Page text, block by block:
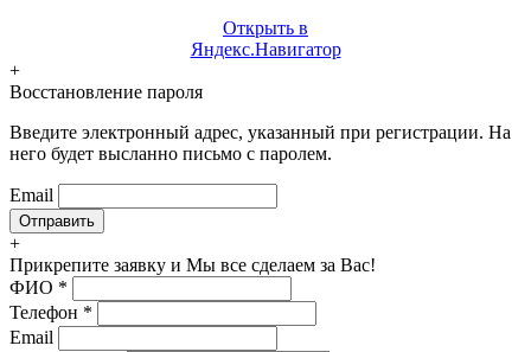
Открыть в
Яндекс.Навигатор
+
Восстановление пароля
Введите электронный адрес, указанный при регистрации. На
него будет высланно письмо с паролем.
Email
+
Прикрепите заявку и Мы все сделаем за Вас!
ФИО *
Телефон *
Email